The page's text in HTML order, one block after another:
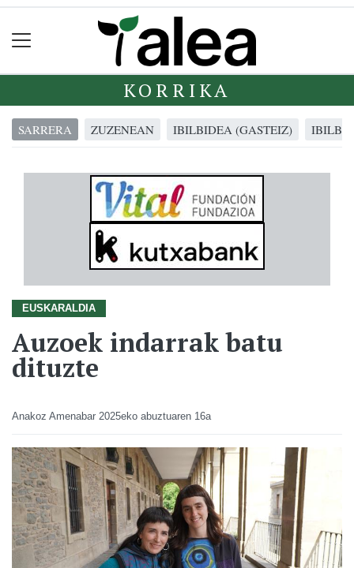
KORRIKA
SARRERA ZUZENEAN IBILBIDEA (GASTEIZ)
EUSKARALDIA
Auzoek indarrak batu
dituzte
Anakoz Amenabar 2025eko abuztuaren 16a